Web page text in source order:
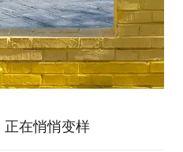
正在悄悄变样